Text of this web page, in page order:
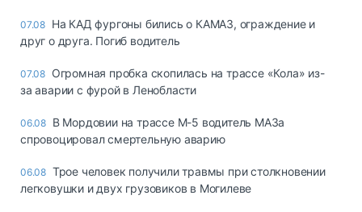
07.08 На КАД фургоны бились о КАМАЗ, ограждение и
друг о друга. Погиб водитель
07.08 Огромная пробка скопилась на трассе «Кола» из-
за аварии с фурой в Ленобласти
06.08 В Мордовии на трассе М-5 водитель МАЗа
спровоцировал смертельную аварию
06.08 Трое человек получили травмы при столкновении
легковушки и двух грузовиков в Могилеве